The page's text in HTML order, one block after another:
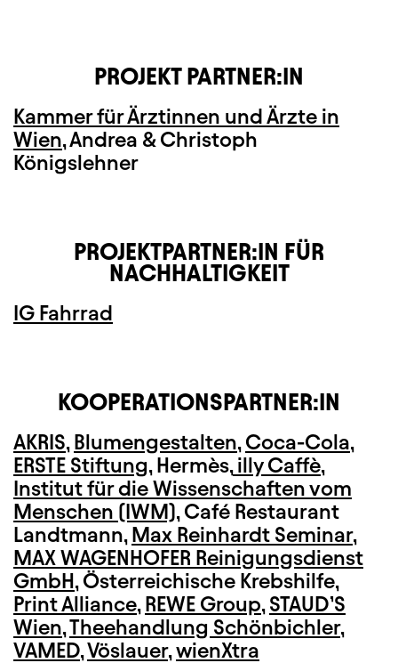
PROJEKT PARTNER:IN
Kammer für Ärztinnen und Ärzte in
Wien, Andrea & Christoph
Königslehner
PROJEKTPARTNER:IN FÜR
NACHHALTIGKEIT
IG Fahrrad
KOOPERATIONSPARTNER:IN
AKRIS,Blumengestalten,Coca-Cola,
ERSTE Stiftung, Hermès,illy Caffè,
Institut für die Wissenschaften vom
Menschen (IWM), Café Restaurant
Landtmann,Max Reinhardt Seminar,
MAX WAGENHOFER Reinigungsdienst
GmbH, Österreichische Krebshilfe,
Print Alliance,REWE Group,STAUD’S
Wien,Theehandlung Schönbichler,
VAMED,Vöslauer,wienXtra